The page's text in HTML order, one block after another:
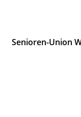
Senioren-Union